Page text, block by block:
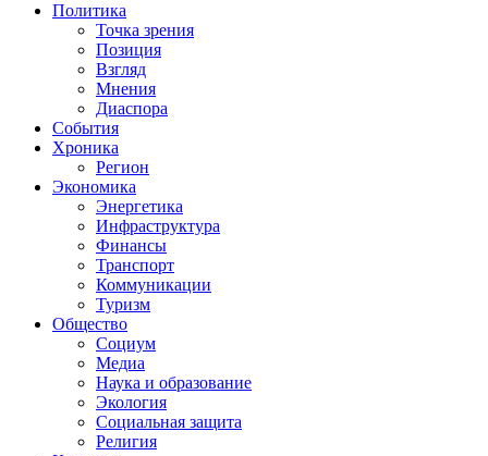
Политика
Точка зрения
Позиция
Взгляд
Мнения
Диаспора
События
Хроника
Регион
Экономика
Энергетика
Инфраструктура
Финансы
Транспорт
Коммуникации
Туризм
Общество
Социум
Медиа
Наука и образование
Экология
Социальная защита
Религия